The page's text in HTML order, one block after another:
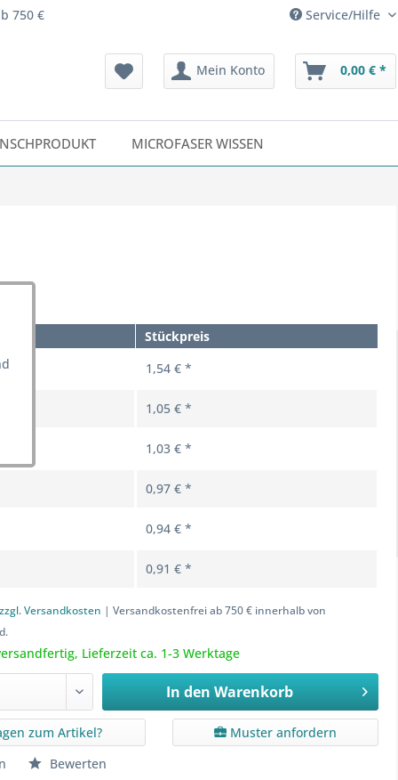
750 € Service/Hilfe
Mein Konto 0,00 € *
MICROFASER WISSEN
Stückpreis
1,54 € *
1,05 € *
1,03 € *
0,97 € *
0,94 € *
0,91 € *
zzgl. Versandkosten | Versandkostenfrei ab 750 € innerhalb von
Lieferzeit ca. 1-3 Werktage
In den Warenkorb
zum Artikel?
Muster anfordern
Bewerten